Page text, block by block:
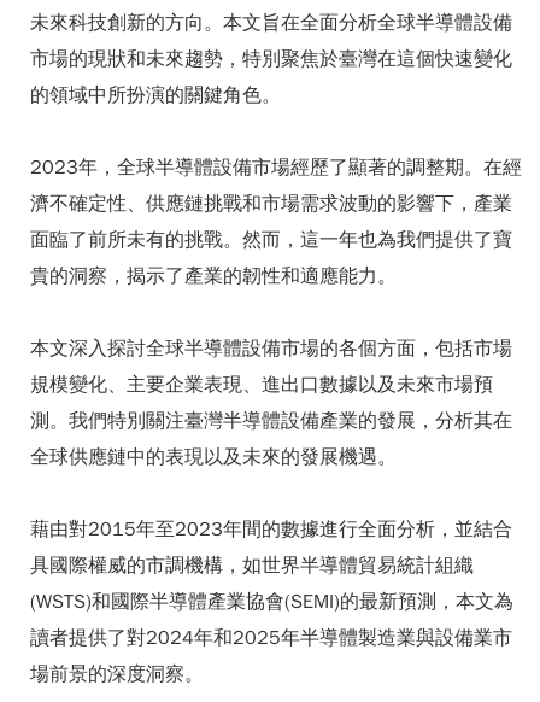
未來科技創新的方向。本文旨在全面分析全球半導體設備
市場的現狀和未來趨勢，特別聚焦於臺灣在這個快速變化
的領域中所扮演的關鍵角色。
2023年，全球半導體設備市場經歷了顯著的調整期。在經
濟不確定性、供應鏈挑戰和市場需求波動的影響下，產業
面臨了前所未有的挑戰。然而，這一年也為我們提供了寶
貴的洞察，揭示了產業的韌性和適應能力。
本文深入探討全球半導體設備市場的各個方面，包括市場
規模變化、主要企業表現、進出口數據以及未來市場預
測。我們特別關注臺灣半導體設備產業的發展，分析其在
全球供應鏈中的表現以及未來的發展機遇。
藉由對2015年至2023年間的數據進行全面分析，並結合
具國際權威的市調機構，如世界半導體貿易統計組織
(WSTS)和國際半導體產業協會(SEMI)的最新預測，本文為
讀者提供了對2024年和2025年半導體製造業與設備業市
場前景的深度洞察。